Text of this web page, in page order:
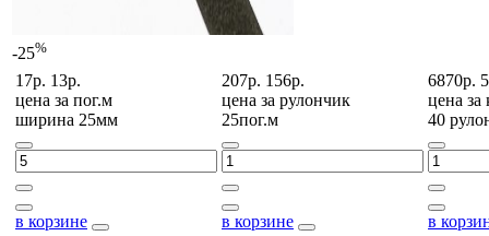
-25%
17р. 13р.
цена за пог.м
ширина 25мм
в корзине
207р. 156р.
цена за рулончик
25пог.м
в корзине
6870р.
цена за
40
в